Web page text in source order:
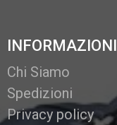
INFORMAZIONI
Chi Siamo
Spedizioni
Privacy policy